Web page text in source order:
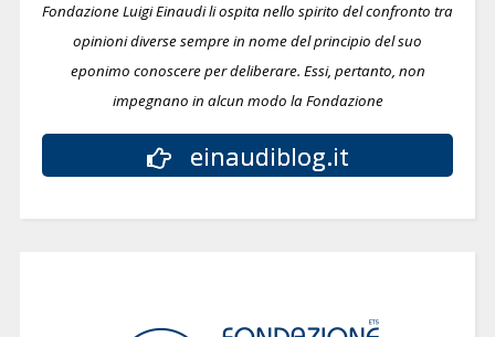
Fondazione Luigi Einaudi li ospita nello spirito del confronto tra
opinioni diverse sempre in nome del principio del suo
eponimo conoscere per deliberare. Essi, pertanto, non
impegnano in alcun modo la Fondazione
einaudiblog.it